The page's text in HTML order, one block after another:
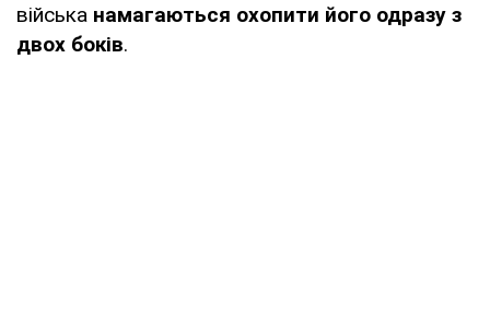
війська намагаються охопити його одразу з
двох боків.